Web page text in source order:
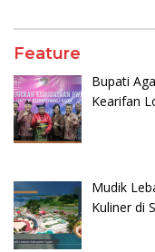
Feature
Bupati
Kearifan
Mudik
Kuliner di